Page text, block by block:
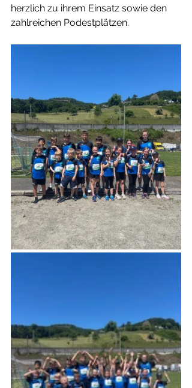
herzlich zu ihrem Einsatz sowie den
zahlreichen Podestplätzen.